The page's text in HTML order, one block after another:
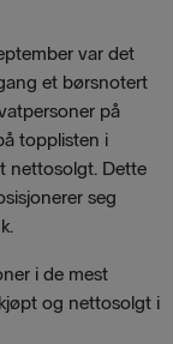
var det
et børsnotert
på
topplisten i
nettosolgt. Dette
seg
i de mest
og nettosolgt i